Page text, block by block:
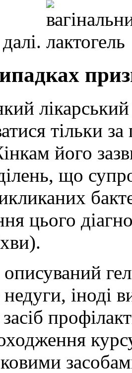
тільки
його
що
цього
іноді